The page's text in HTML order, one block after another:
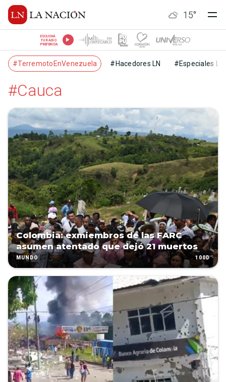
15°
ESCUCHÁ
TU RADIO
PREFERIDA
#TerremotoEnVenezuela #Hacedores LN #Especiales LN
#Cauca
Colombia: exmiembros de las FARC
asumen atentado que dejó 21 muertos
MUNDO 100D